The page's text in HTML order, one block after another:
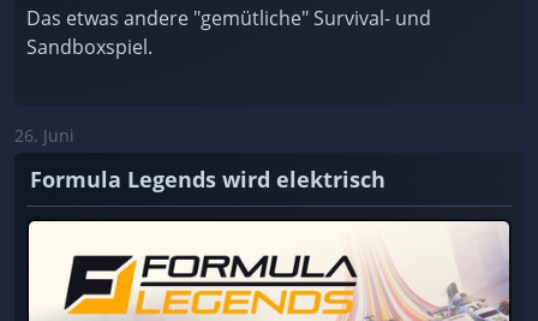
Das etwas andere "gemütliche" Survival- und
Sandboxspiel.
26. Juni
Formula Legends wird elektrisch